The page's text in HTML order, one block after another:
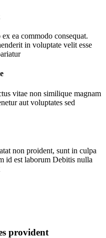
ea commodo consequat.
in voluptate velit esse
vitae non similique magnam
aut voluptates sed
non proident, sunt in culpa
id est laborum Debitis nulla
provident